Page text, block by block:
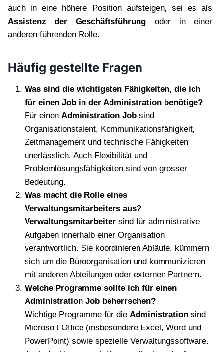
auch in eine höhere Position aufsteigen, sei es als
Assistenz der Geschäftsführung oder in einer
anderen führenden Rolle.
Häufig gestellte Fragen
Was sind die wichtigsten Fähigkeiten, die ich
für einen Job in der Administration benötige?
Für einen Administration Job sind
Organisationstalent, Kommunikationsfähigkeit,
Zeitmanagement und technische Fähigkeiten
unerlässlich. Auch Flexibilität und
Problemlösungsfähigkeiten sind von grosser
Bedeutung.
Was macht die Rolle eines
Verwaltungsmitarbeiters aus?
Verwaltungsmitarbeiter sind für administrative
Aufgaben innerhalb einer Organisation
verantwortlich. Sie koordinieren Abläufe, kümmern
sich um die Büroorganisation und kommunizieren
mit anderen Abteilungen oder externen Partnern.
Welche Programme sollte ich für einen
Administration Job beherrschen?
Wichtige Programme für die Administration sind
Microsoft Office (insbesondere Excel, Word und
PowerPoint) sowie spezielle Verwaltungssoftware.